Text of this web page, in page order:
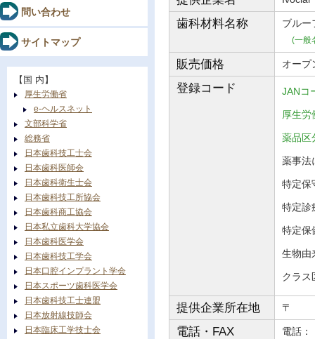
歯科材料名称 ブル
(一般
販売価格 オープ
登録コード JANコ
厚生
薬品
薬事
特定
特定
特定
生物
クラ
提供企業所在地 〒
電話・FAX 電
問い合わせ
サイトマップ
【国 内】
厚生労働省
e-ヘルスネット
文部科学省
総務省
日本歯科技工士会
日本歯科医師会
日本歯科衛生士会
日本歯科技工所協会
日本歯科商工協会
日本私立歯科大学協会
日本歯科医学会
日本歯科技工学会
日本口腔インプラント学会
日本スポーツ歯科医学会
日本歯科技工士連盟
日本放射線技師会
日本臨床工学技士会